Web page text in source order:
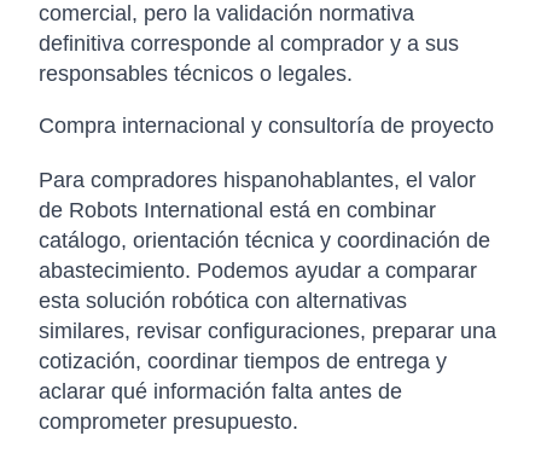
comercial, pero la validación normativa
definitiva corresponde al comprador y a sus
responsables técnicos o legales.
Compra internacional y consultoría de proyecto
Para compradores hispanohablantes, el valor
de Robots International está en combinar
catálogo, orientación técnica y coordinación de
abastecimiento. Podemos ayudar a comparar
esta solución robótica con alternativas
similares, revisar configuraciones, preparar una
cotización, coordinar tiempos de entrega y
aclarar qué información falta antes de
comprometer presupuesto.